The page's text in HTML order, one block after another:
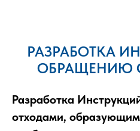
РАЗРАБОТКА
ОБРАЩЕНИЮ
Разработка
отходами,